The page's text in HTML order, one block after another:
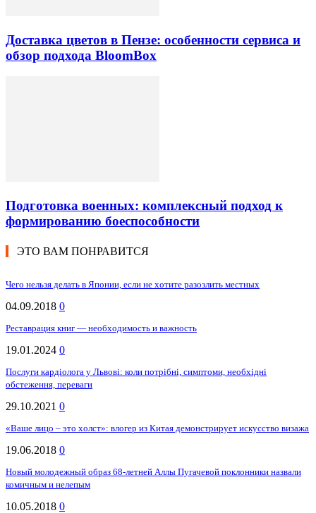
Доставка цветов в Пензе: особенности сервиса и
обзор подхода BloomBox
Подготовка военных: комплексный подход к
формированию боеспособности
ЭТО ВАМ ПОНРАВИТСЯ
Чего нельзя делать в Японии, если не хотите разозлить местных
04.09.2018 0
Реставрация книг — необходимость и важность
19.01.2024 0
Послуги кардіолога у Львові: коли потрібні, симптоми, необхідні
обстеження, переваги
29.10.2021 0
«Ваше лицо – это холст»: влогер из Китая демонстрирует искусство визажа
19.06.2018 0
Новый молодежный образ 68-летней Аллы Пугачевой поклонники назвали
комичным и нелепым
10.05.2018 0